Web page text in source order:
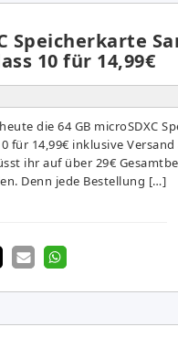
Speicherkarte
10 für 14,99€
die 64 GB microSDXC
für 14,99€ inklusive
ihr auf über 29€
Denn jede Bestellung […]